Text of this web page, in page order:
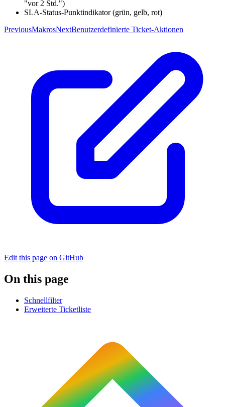
"vor 2 Std.")
SLA-Status-Punktindikator (grün, gelb, rot)
PreviousMakrosNextBenutzerdefinierte Ticket-Aktionen
Edit this page on GitHub
On this page
Schnellfilter
Erweiterte Ticketliste